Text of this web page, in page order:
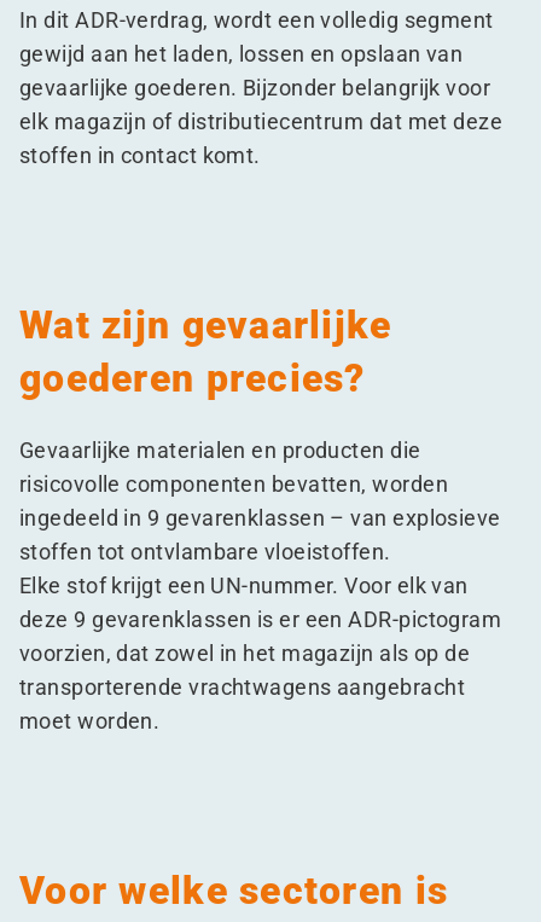
In dit ADR-verdrag, wordt een volledig segment
gewijd aan het laden, lossen en opslaan van
gevaarlijke goederen. Bijzonder belangrijk voor
elk magazijn of distributiecentrum dat met deze
stoffen in contact komt.
Wat zijn gevaarlijke
goederen precies?
Gevaarlijke materialen en producten die
risicovolle componenten bevatten, worden
ingedeeld in 9 gevarenklassen – van explosieve
stoffen tot ontvlambare vloeistoffen.
Elke stof krijgt een UN-nummer. Voor elk van
deze 9 gevarenklassen is er een ADR-pictogram
voorzien, dat zowel in het magazijn als op de
transporterende vrachtwagens aangebracht
moet worden.
Voor welke sectoren is